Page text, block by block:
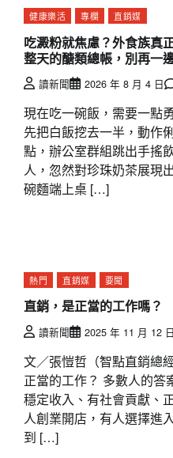
健康樂活 專欄 直銷媒
吃澱粉就焦慮？外食族真
整天的醣類總帳，別再一
讀新聞 2026 年 8 月 4 日
現在吃一碗飯，需要一點
先把白飯挖去一半，動作
點，辦公室群組跳出手搖
人，忽然對珍珠奶茶展現
碗麵端上桌 […]
熱門 直銷媒 要聞
直銷，是正當的工作嗎？
讀新聞 2025 年 11 月 12 日
文／張愷哲（智點直銷總
正當的工作？ 多數人的答
穩定收入、有社會貢獻、
人創業開店，有人選擇進
到 […]